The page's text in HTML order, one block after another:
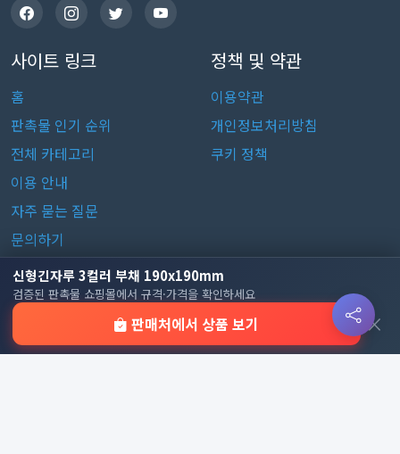
신형긴자루 3컬러 부채 190x190mm
검증된 판촉물 쇼핑몰에서 규격·가격을 확인하세요
판매처에서 상품 보기 ×
사이트 링크
홈
판촉물 인기 순위
전체 카테고리
이용 안내
자주 묻는 질문
문의하기
정책 및 약관
이용약관
개인정보처리방침
쿠키 정책
판촉물 카테고리
가정/생활용품 감염예방용품 골프선물세트
골프용품
달력/다이어리
레저/운동용품 명품자개상품
문구용품